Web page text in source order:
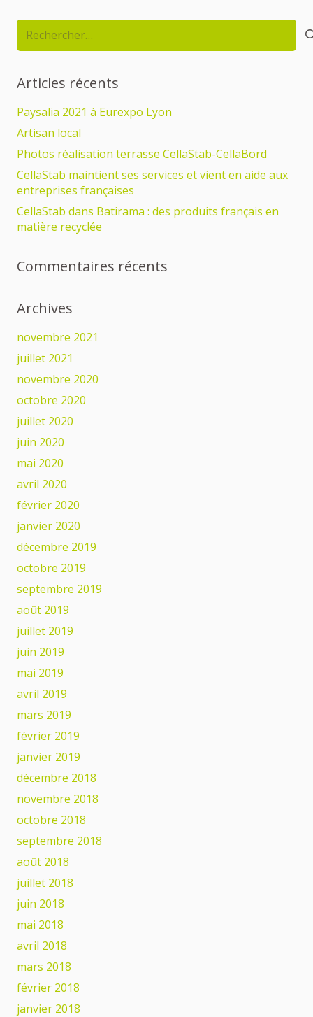
Rechercher :
Articles récents
Paysalia 2021 à Eurexpo Lyon
Artisan local
Photos réalisation terrasse CellaStab-CellaBord
CellaStab maintient ses services et vient en aide aux
entreprises françaises
CellaStab dans Batirama : des produits français en
matière recyclée
Commentaires récents
Archives
novembre 2021
juillet 2021
novembre 2020
octobre 2020
juillet 2020
juin 2020
mai 2020
avril 2020
février 2020
janvier 2020
décembre 2019
octobre 2019
septembre 2019
août 2019
juillet 2019
juin 2019
mai 2019
avril 2019
mars 2019
février 2019
janvier 2019
décembre 2018
novembre 2018
octobre 2018
septembre 2018
août 2018
juillet 2018
juin 2018
mai 2018
avril 2018
mars 2018
février 2018
janvier 2018